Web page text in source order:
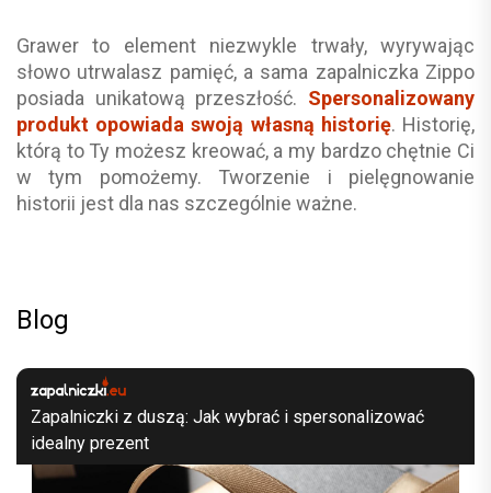
Grawer to element niezwykle trwały, wyrywając
słowo utrwalasz pamięć, a sama zapalniczka Zippo
posiada unikatową przeszłość. Spersonalizowany
produkt opowiada swoją własną historię. Historię,
którą to Ty możesz kreować, a my bardzo chętnie Ci
w tym pomożemy. Tworzenie i pielęgnowanie
historii jest dla nas szczególnie ważne.
Blog
Zapalniczki z duszą: Jak wybrać i spersonalizować
idealny prezent